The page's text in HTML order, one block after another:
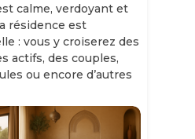
calme, verdoyant et
résidence est
: vous y croiserez des
actifs, des couples,
ou encore d’autres